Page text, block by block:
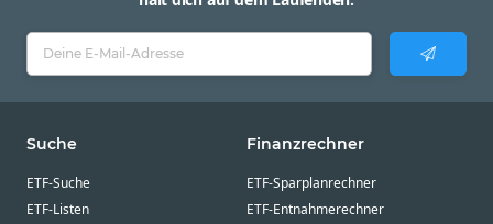
Suche
ETF-Suche
ETF-Listen
Finanzrechner
ETF-Sparplanrechner
ETF-Entnahmerechner